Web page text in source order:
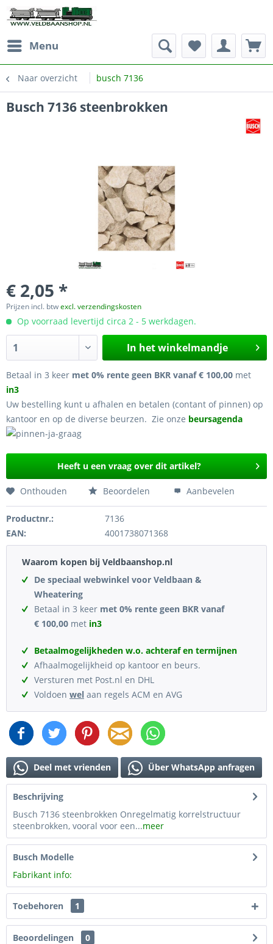
Menu
Naar overzicht busch 7136
Busch 7136 steenbrokken
€ 2,05 *
Prijzen incl. btwexcl. verzendingskosten
Op voorraad levertijd circa 2 - 5 werkdagen.
In het winkelmandje
Betaal in 3 keer met 0% rente geen BKR vanaf € 100,00 met
in3
Uw bestelling kunt u afhalen en betalen (contant of pinnen) op
kantoor en op de diverse beurzen. Zie onze beursagenda
Heeft u een vraag over dit artikel?
Onthouden Beoordelen Aanbevelen
Productnr.:
7136
EAN:
4001738071368
Waarom kopen bij Veldbaanshop.nl
De speciaal webwinkel voor Veldbaan &
Wheatering
Betaal in 3 keer met 0% rente geen BKR vanaf
€ 100,00 met in3
Betaalmogelijkheden w.o. achteraf en termijnen
Afhaalmogelijkheid op kantoor en beurs.
Versturen met Post.nl en DHL
Voldoen wel aan regels ACM en AVG
Deel met vrienden Über WhatsApp anfragen
Beschrijving
Busch 7136 steenbrokken Onregelmatig korrelstructuur
steenbrokken, vooral voor een...meer
Busch Modelle
Fabrikant info:
Toebehoren 1
Beoordelingen
0